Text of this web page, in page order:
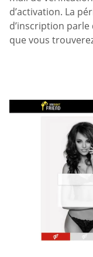
d’activation. La
d’inscription
que vous